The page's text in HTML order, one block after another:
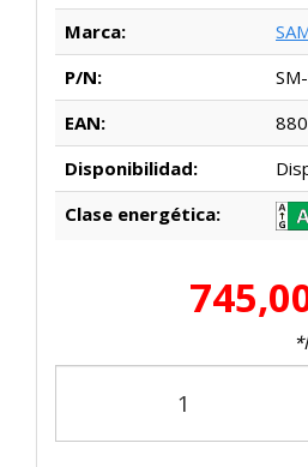
Marca:
P/N:
EAN:
Disponibilidad:
Clase energética: